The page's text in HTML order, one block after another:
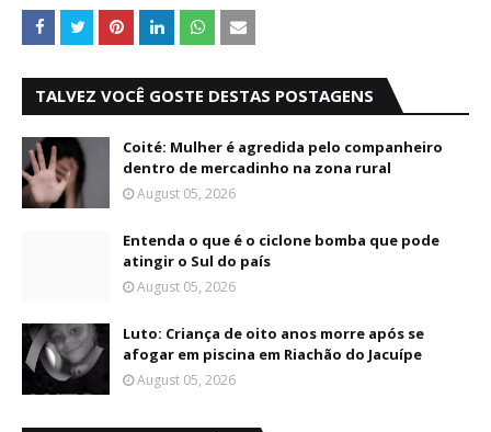
TALVEZ VOCÊ GOSTE DESTAS POSTAGENS
Coité: Mulher é agredida pelo companheiro
dentro de mercadinho na zona rural
August 05, 2026
Entenda o que é o ciclone bomba que pode
atingir o Sul do país
August 05, 2026
Luto: Criança de oito anos morre após se
afogar em piscina em Riachão do Jacuípe
August 05, 2026